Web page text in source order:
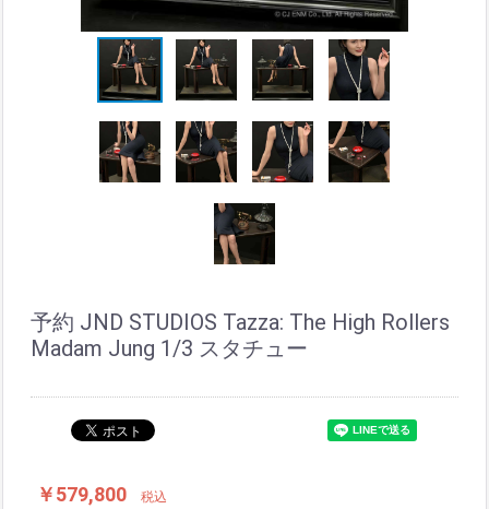
予約 JND STUDIOS Tazza: The High Rollers
Madam Jung 1/3 スタチュー
￥579,800 税込